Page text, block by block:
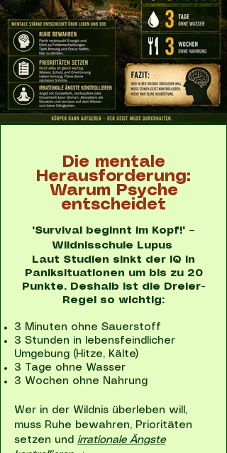
Die mentale
Herausforderung:
Warum Psyche
entscheidet
"Survival beginnt im Kopf!" –
Wildnisschule Lupus
Laut Studien sinkt der IQ in
Paniksituationen um bis zu 20
Punkte. Deshalb ist die Dreier-
Regel so wichtig:
3 Minuten ohne Sauerstoff
3 Stunden in lebensfeindlicher
Umgebung (Hitze, Kälte)
3 Tage ohne Wasser
3 Wochen ohne Nahrung
Wer in der Wildnis überleben will,
muss Ruhe bewahren, Prioritäten
setzen und irrationale Ängste